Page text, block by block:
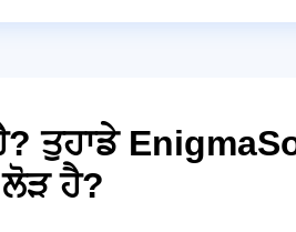
ਤੁਹਾਡੇ
ਲੋੜ ਹੈ?